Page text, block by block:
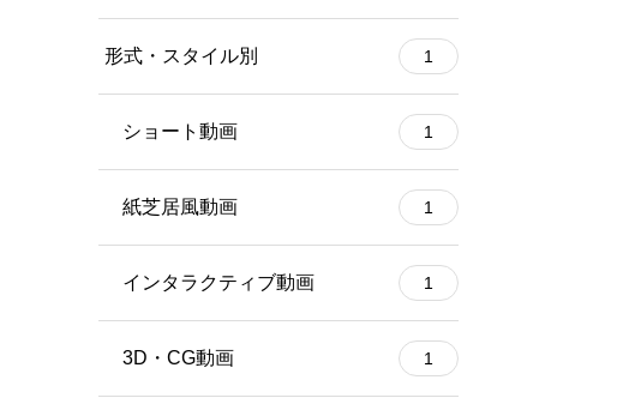
形式・スタイル別 1
ショート動画 1
紙芝居風動画 1
インタラクティブ動画 1
3D・CG動画 1